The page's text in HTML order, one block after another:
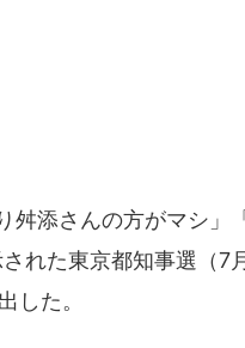
舛添さんの方がマシ
れた東京都知事選（7
した。